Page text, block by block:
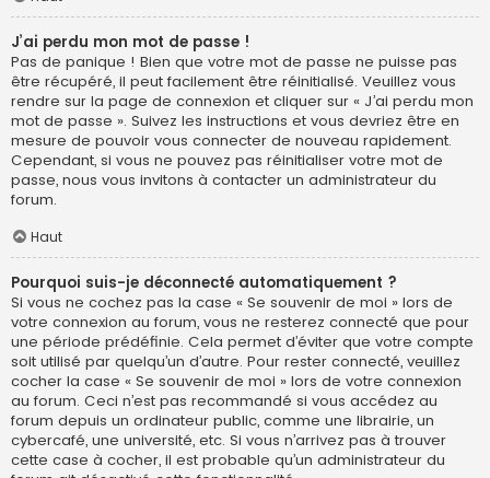
J’ai perdu mon mot de passe !
Pas de panique ! Bien que votre mot de passe ne puisse pas
être récupéré, il peut facilement être réinitialisé. Veuillez vous
rendre sur la page de connexion et cliquer sur « J’ai perdu mon
mot de passe ». Suivez les instructions et vous devriez être en
mesure de pouvoir vous connecter de nouveau rapidement.
Cependant, si vous ne pouvez pas réinitialiser votre mot de
passe, nous vous invitons à contacter un administrateur du
forum.
Haut
Pourquoi suis-je déconnecté automatiquement ?
Si vous ne cochez pas la case « Se souvenir de moi » lors de
votre connexion au forum, vous ne resterez connecté que pour
une période prédéfinie. Cela permet d’éviter que votre compte
soit utilisé par quelqu’un d’autre. Pour rester connecté, veuillez
cocher la case « Se souvenir de moi » lors de votre connexion
au forum. Ceci n’est pas recommandé si vous accédez au
forum depuis un ordinateur public, comme une librairie, un
cybercafé, une université, etc. Si vous n’arrivez pas à trouver
cette case à cocher, il est probable qu’un administrateur du